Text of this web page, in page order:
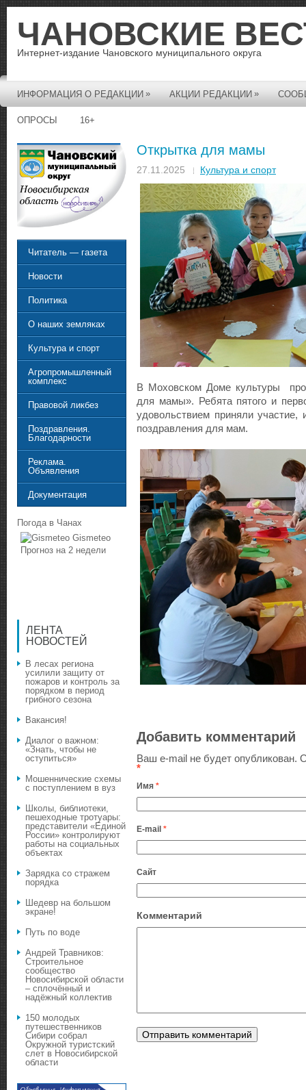
ЧАНОВСКИЕ
Интернет-издание Чановского муниципального округа
ИНФОРМАЦИЯ О РЕДАКЦИИ » АКЦИИ РЕДАКЦИИ »
ОПРОСЫ 16+
Открытка для мамы
27.11.2025 Культура и спорт
В Моховском Доме культуры
для мамы». Ребята пятого и
удовольствием приняли участие,
поздравления для мам.
Добавить комментарий
Ваш e-mail не будет опубликован.
*
Имя *
E-mail *
Сайт
Комментарий
Читатель — газета
Новости
Политика
О наших земляках
Культура и спорт
Агропромышленный
комплекс
Правовой ликбез
Поздравления.
Благодарности
Реклама.
Объявления
Документация
Погода в Чанах
Gismeteo
Прогноз на 2 недели
ЛЕНТА
НОВОСТЕЙ
В лесах региона
усилили защиту от
пожаров и контроль за
порядком в период
грибного сезона
Вакансия!
Диалог о важном:
«Знать, чтобы не
оступиться»
Мошеннические схемы
с поступлением в вуз
Школы, библиотеки,
пешеходные тротуары:
представители «Единой
России» контролируют
работы на социальных
объектах
Зарядка со стражем
порядка
Шедевр на большом
экране!
Путь по воде
Андрей Травников:
Строительное
сообщество
Новосибирской области
– сплочённый и
надёжный коллектив
150 молодых
путешественников
Сибири собрал
Окружной туристский
слет в Новосибирской
области